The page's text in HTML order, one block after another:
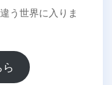
う世界に入りま